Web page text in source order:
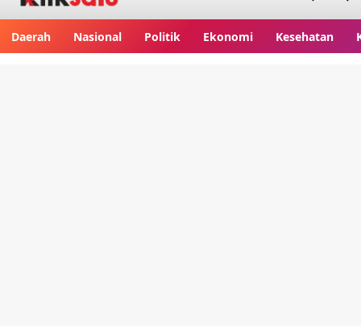
Daerah Nasional Politik Ekonomi Kesehatan